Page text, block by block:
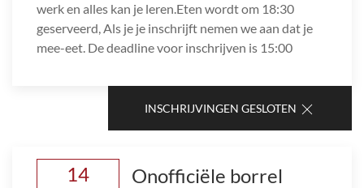
werk en alles kan je leren.Eten wordt om 18:30
geserveerd, Als je je inschrijft nemen we aan dat je
mee-eet. De deadline voor inschrijven is 15:00
INSCHRIJVINGEN GESLOTEN
14 Onofficiële borrel